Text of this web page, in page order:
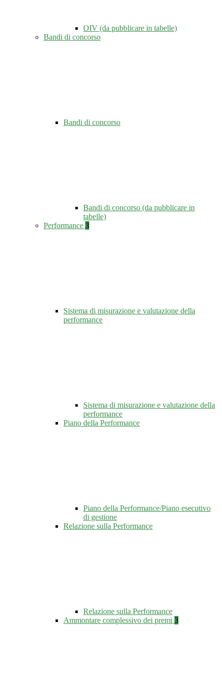
OIV (da pubblicare in tabelle)
Bandi di concorso
Bandi di concorso
Bandi di concorso (da pubblicare in
tabelle)
Performance 3
Sistema di misurazione e valutazione della
performance
Sistema di misurazione e valutazione della
performance
Piano della Performance
Piano della Performance/Piano esecutivo
di gestione
Relazione sulla Performance
Relazione sulla Performance
Ammontare complessivo dei premi 3